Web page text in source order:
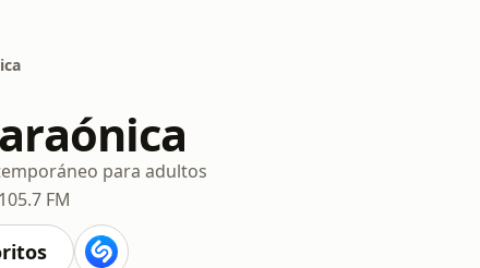
para adultos
105.7 FM